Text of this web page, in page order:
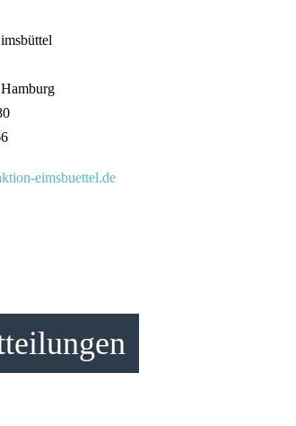
eimsbuettel.de